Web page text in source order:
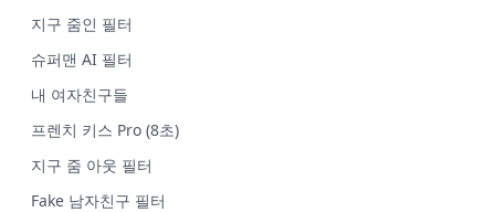
지구 줌인 필터
슈퍼맨 AI 필터
내 여자친구들
프렌치 키스 Pro (8초)
지구 줌 아웃 필터
Fake 남자친구 필터